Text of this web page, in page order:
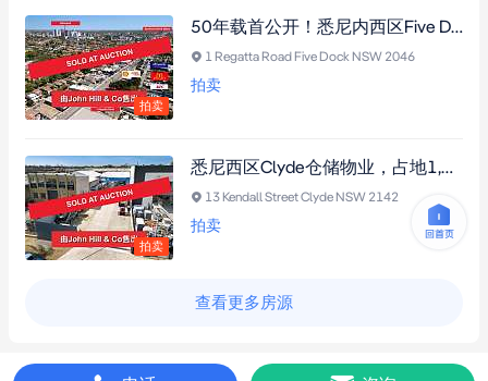
拍卖
50年载首公开！悉尼内西区Five Dock黄金转角地标物业，占地约739平米，双面临街56米，Parramatta Road主干道高曝光，极具升值潜力
1 Regatta Road Five Dock NSW 2046
拍卖
拍卖
悉尼西区Clyde仓储物业，占地1,391平方米，空置状态出售，双面临街，三相电源+专业设备，投资首选！
13 Kendall Street Clyde NSW 2142
拍卖
查看更多房源